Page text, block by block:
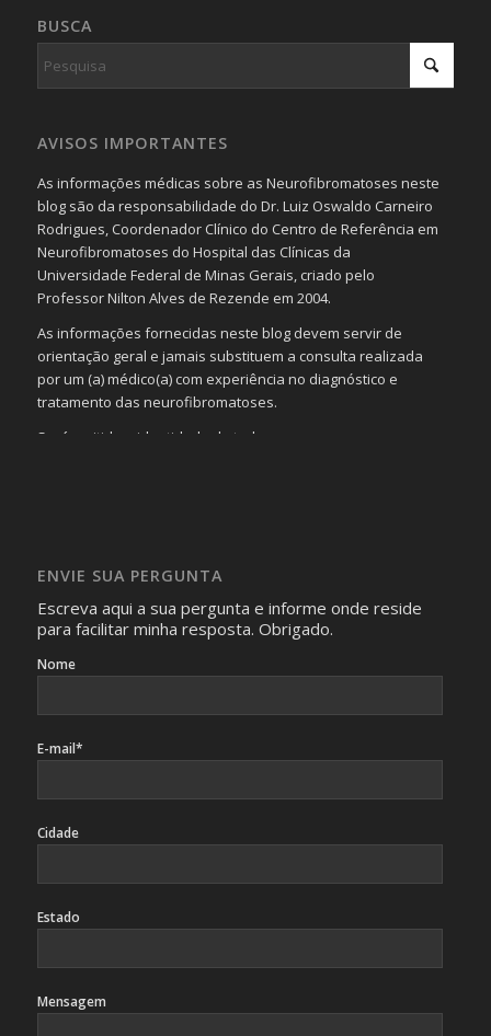
BUSCA
AVISOS IMPORTANTES
As informações médicas sobre as Neurofibromatoses neste
blog são da responsabilidade do Dr. Luiz Oswaldo Carneiro
Rodrigues, Coordenador Clínico do Centro de Referência em
Neurofibromatoses do Hospital das Clínicas da
Universidade Federal de Minas Gerais, criado pelo
Professor Nilton Alves de Rezende em 2004.
As informações fornecidas neste blog devem servir de
orientação geral e jamais substituem a consulta realizada
por um (a) médico(a) com experiência no diagnóstico e
tratamento das neurofibromatoses.
Será omitida a identidade de todas as pessoas que
identificação da pessoa fotografada.
ENVIE SUA PERGUNTA
Escreva aqui a sua pergunta e informe onde reside
para facilitar minha resposta. Obrigado.
Nome
E-mail*
Cidade
Estado
Mensagem